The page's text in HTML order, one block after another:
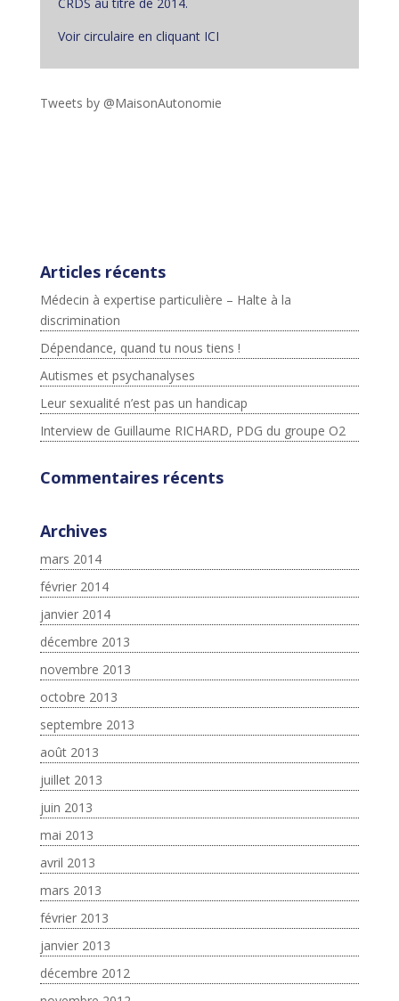
Voir circulaire en cliquant ICI
Tweets by @MaisonAutonomie
Articles récents
Médecin à expertise particulière – Halte à la
discrimination
Dépendance, quand tu nous tiens !
Autismes et psychanalyses
Leur sexualité n’est pas un handicap
Interview de Guillaume RICHARD, PDG du groupe O2
Commentaires récents
Archives
mars 2014
février 2014
janvier 2014
décembre 2013
novembre 2013
octobre 2013
septembre 2013
août 2013
juillet 2013
juin 2013
mai 2013
avril 2013
mars 2013
février 2013
janvier 2013
décembre 2012